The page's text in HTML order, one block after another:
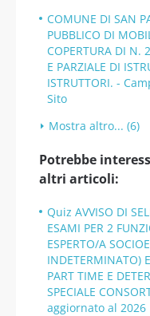
COMUNE DI SAN
PUBBLICO DI
COPERTURA DI N.
E PARZIALE DI
ISTRUTTORI. -
Sito
Mostra altro... (6)
Potrebbe
altri articoli:
Quiz AVVISO DI
ESAMI PER 2
ESPERTO/A
INDETERMINATO)
PART TIME E
SPECIALE
aggiornato al 2026